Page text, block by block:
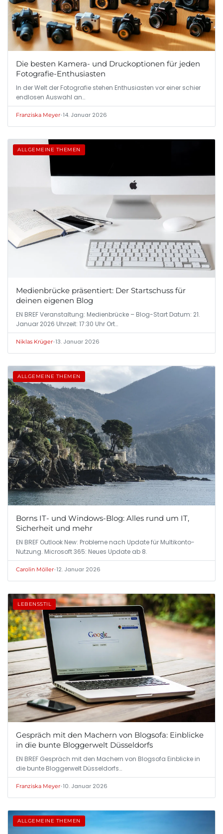
Die besten Kamera- und Druckoptionen für jeden
Fotografie-Enthusiasten
In der Welt der Fotografie stehen Enthusiasten vor einer schier
endlosen Auswahl an…
Franziska Meyer•14. Januar 2026
ALLGEMEINE THEMEN
Medienbrücke präsentiert: Der Startschuss für
deinen eigenen Blog
EN BREF Veranstaltung: Medienbrücke – Blog-Start Datum: 21.
Januar 2026 Uhrzeit: 17:30 Uhr Ort…
Niklas Krüger•13. Januar 2026
ALLGEMEINE THEMEN
Borns IT- und Windows-Blog: Alles rund um IT,
Sicherheit und mehr
EN BREF Outlook New: Probleme nach Update für Multikonto-
Nutzung. Microsoft 365: Neues Update ab 8.
Carolin Möller•12. Januar 2026
LEBENSSTIL
Gespräch mit den Machern von Blogsofa: Einblicke
in die bunte Bloggerwelt Düsseldorfs
EN BREF Gespräch mit den Machern von Blogsofa Einblicke in
die bunte Bloggerwelt Düsseldorfs…
Franziska Meyer•10. Januar 2026
ALLGEMEINE THEMEN